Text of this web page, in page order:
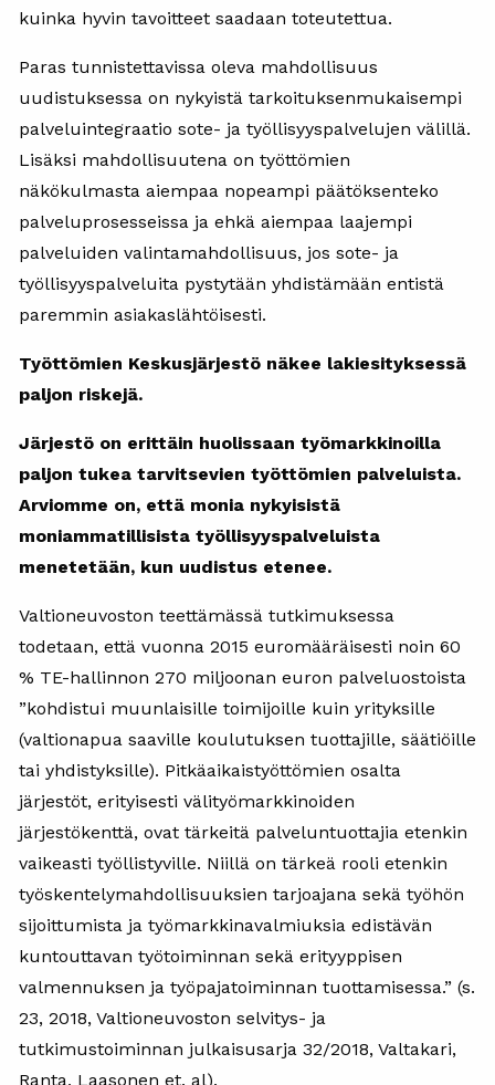
kuinka hyvin tavoitteet saadaan toteutettua.
Paras tunnistettavissa oleva mahdollisuus
uudistuksessa on nykyistä tarkoituksenmukaisempi
palveluintegraatio sote- ja työllisyyspalvelujen välillä.
Lisäksi mahdollisuutena on työttömien
näkökulmasta aiempaa nopeampi päätöksenteko
palveluprosesseissa ja ehkä aiempaa laajempi
palveluiden valintamahdollisuus, jos sote- ja
työllisyyspalveluita pystytään yhdistämään entistä
paremmin asiakaslähtöisesti.
Työttömien Keskusjärjestö näkee lakiesityksessä
paljon riskejä.
Järjestö on erittäin huolissaan työmarkkinoilla
paljon tukea tarvitsevien työttömien palveluista.
Arviomme on, että monia nykyisistä
moniammatillisista työllisyyspalveluista
menetetään, kun uudistus etenee.
Valtioneuvoston teettämässä tutkimuksessa
todetaan, että vuonna 2015 euromääräisesti noin 60
% TE-hallinnon 270 miljoonan euron palveluostoista
”kohdistui muunlaisille toimijoille kuin yrityksille
(valtionapua saaville koulutuksen tuottajille, säätiöille
tai yhdistyksille). Pitkäaikaistyöttömien osalta
järjestöt, erityisesti välityömarkkinoiden
järjestökenttä, ovat tärkeitä palveluntuottajia etenkin
vaikeasti työllistyville. Niillä on tärkeä rooli etenkin
työskentelymahdollisuuksien tarjoajana sekä työhön
sijoittumista ja työmarkkinavalmiuksia edistävän
kuntouttavan työtoiminnan sekä erityyppisen
valmennuksen ja työpajatoiminnan tuottamisessa.” (s.
23, 2018, Valtioneuvoston selvitys- ja
tutkimustoiminnan julkaisusarja 32/2018, Valtakari,
Ranta, Laasonen et. al).